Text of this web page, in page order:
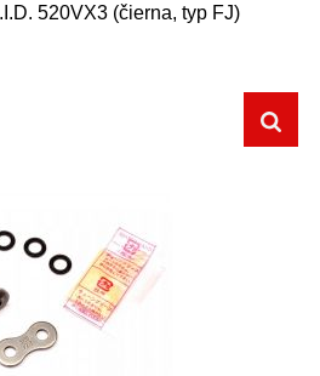
520VX3 (čierna, typ FJ)